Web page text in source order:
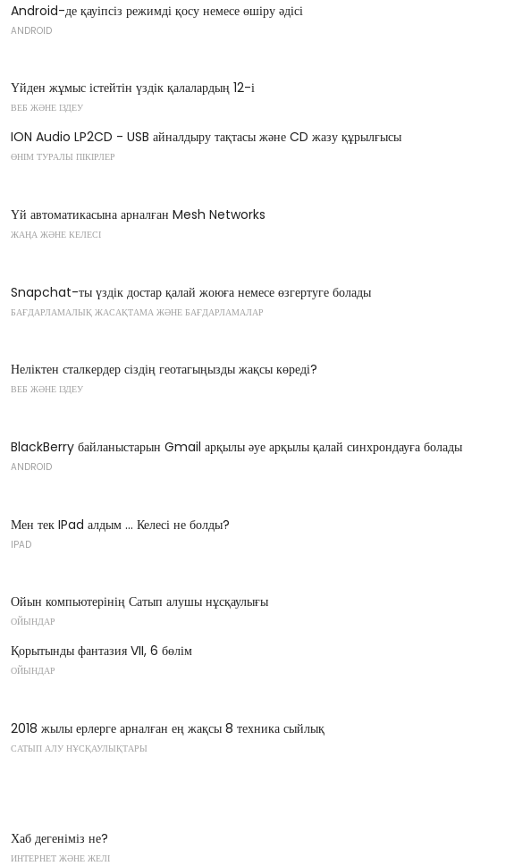
Android-де қауіпсіз режимді қосу немесе өшіру әдісі
ANDROID
Үйден жұмыс істейтін үздік қалалардың 12-і
ВЕБ ЖӘНЕ ІЗДЕУ
ION Audio LP2CD - USB айналдыру тақтасы және CD жазу құрылғысы
ӨНІМ ТУРАЛЫ ПІКІРЛЕР
Үй автоматикасына арналған Mesh Networks
ЖАҢА ЖӘНЕ КЕЛЕСІ
Snapchat-ты үздік достар қалай жоюға немесе өзгертуге болады
БАҒДАРЛАМАЛЫҚ ЖАСАҚТАМА ЖӘНЕ БАҒДАРЛАМАЛАР
Неліктен сталкердер сіздің геотагыңызды жақсы көреді?
ВЕБ ЖӘНЕ ІЗДЕУ
BlackBerry байланыстарын Gmail арқылы әуе арқылы қалай синхрондауға болады
ANDROID
Мен тек IPad алдым ... Келесі не болды?
IPAD
Ойын компьютерінің Сатып алушы нұсқаулығы
ОЙЫНДАР
Қорытынды фантазия VII, 6 бөлім
ОЙЫНДАР
2018 жылы ерлерге арналған ең жақсы 8 техника сыйлық
САТЫП АЛУ НҰСҚАУЛЫҚТАРЫ
Хаб дегеніміз не?
ИНТЕРНЕТ ЖӘНЕ ЖЕЛІ